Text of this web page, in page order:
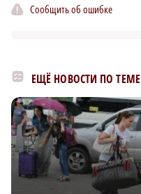
Сообщить об ошибке
ЕЩЁ НОВОСТИ ПО ТЕМЕ